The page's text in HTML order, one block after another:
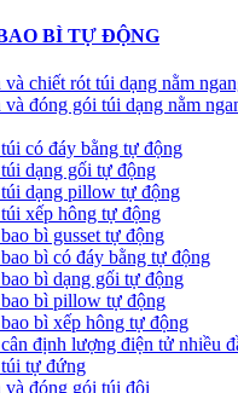
BÌ TỰ ĐỘNG
chiết rót túi dạng nằm
đóng gói túi dạng nằm
có đáy bằng tự động
dạng gối tự động
dạng pillow tự động
xếp hông tự động
bì gusset tự động
bì có đáy bằng tự động
bì dạng gối tự động
bì pillow tự động
bì xếp hông tự động
định lượng điện tử nhiều
tự đứng
đóng gói túi đôi